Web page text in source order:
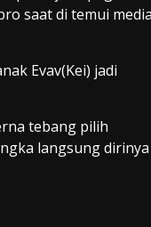
saat di temui
Evav(Kei) jadi
tebang pilih
langsung dirinya